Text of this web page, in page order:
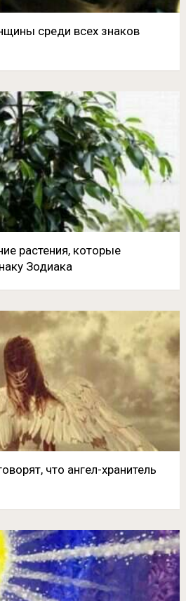
среди всех знаков
растения, которые
Зодиака
что ангел-хранитель